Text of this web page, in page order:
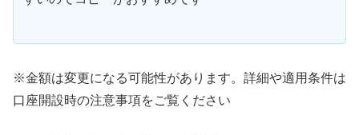
※金額は変更になる可能性があります。詳細や適用条件は
口座開設時の注意事項をご覧ください